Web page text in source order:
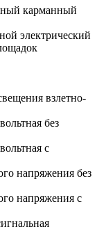
карманный
электрический
взлетно-
без
с
напряжения без
напряжения с